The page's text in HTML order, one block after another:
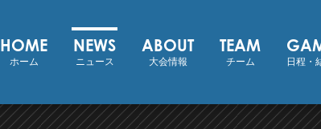
HOME
ホーム
NEWS
ニュース
ABOUT
大会情報
TEAM
チーム 日程・